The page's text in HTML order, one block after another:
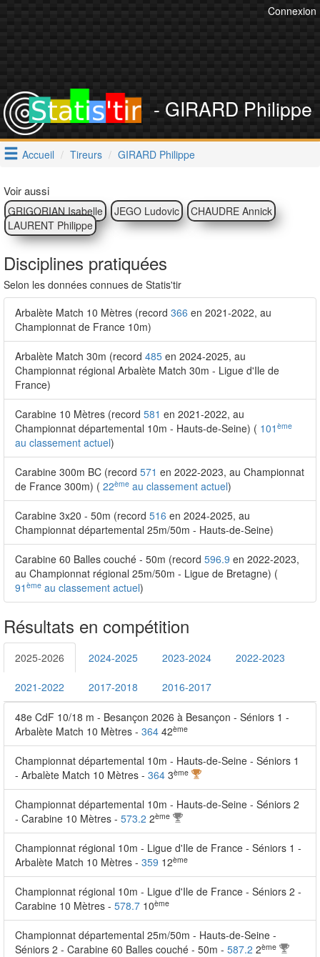
Connexion
- GIRARD Philippe
Accueil Tireurs GIRARD Philippe
Voir aussi
GRIGORIAN Isabelle JEGO Ludovic
CHAUDRE Annick
LAURENT Philippe
Disciplines pratiquées
Selon les données connues de Statis'tir
Arbalète Match 10 Mètres (record 366 en 2021-2022, au
Championnat de France 10m)
Arbalète Match 30m (record 485 en 2024-2025, au
Championnat régional Arbalète Match 30m - Ligue d'Ile de
France)
Carabine 10 Mètres (record 581 en 2021-2022, au
Championnat départemental 10m - Hauts-de-Seine) ( 101 ème
au classement actuel)
Carabine 300m BC (record 571 en 2022-2023, au Championnat
de France 300m) ( 22ème au classement actuel)
Carabine 3x20 - 50m (record 516 en 2024-2025, au
Championnat départemental 25m/50m - Hauts-de-Seine)
Carabine 60 Balles couché - 50m (record 596.9 en 2022-2023,
au Championnat régional 25m/50m - Ligue de Bretagne) (
91 ème au classement actuel)
Résultats en compétition
2025-2026 2024-2025 2023-2024 2022-2023
2021-2022 2017-2018 2016-2017
48e CdF 10/18 m - Besançon 2026 à Besançon - Séniors 1 -
Arbalète Match 10 Mètres - 364 42ème
Championnat départemental 10m - Hauts-de-Seine - Séniors 1
- Arbalète Match 10 Mètres - 364 3ème
Championnat départemental 10m - Hauts-de-Seine - Séniors 2
- Carabine 10 Mètres - 573.2 2ème
Championnat régional 10m - Ligue d'Ile de France - Séniors 1 -
Arbalète Match 10 Mètres - 359 12ème
Championnat régional 10m - Ligue d'Ile de France - Séniors 2 -
Carabine 10 Mètres - 578.7 10ème
Championnat départemental 25m/50m - Hauts-de-Seine -
Séniors 2 - Carabine 60 Balles couché - 50m - 587.2 2ème